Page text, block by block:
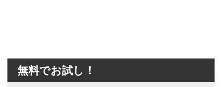
無料でお試し！